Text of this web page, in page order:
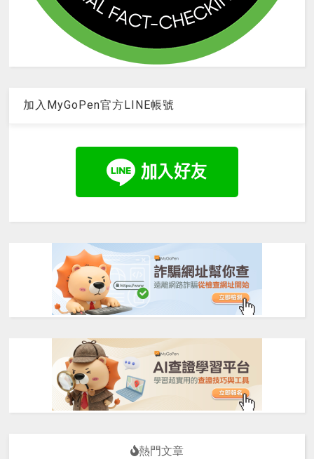
加入MyGoPen官方LINE帳號
熱門文章